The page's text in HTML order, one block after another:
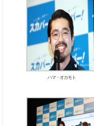
ハマ・オカモト